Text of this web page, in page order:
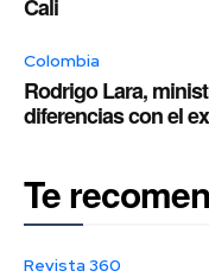
Cali
Colombia
Rodrigo Lara,
diferencias con el
Te
Revista 360